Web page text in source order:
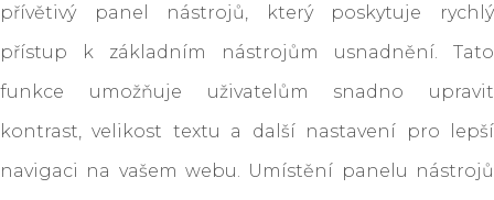
přívětivý panel nástrojů, který poskytuje rychlý
přístup k základním nástrojům usnadnění. Tato
funkce umožňuje uživatelům snadno upravit
kontrast, velikost textu a další nastavení pro lepší
navigaci na vašem webu. Umístění panelu nástrojů